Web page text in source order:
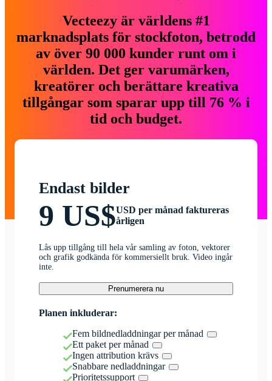
Vecteezy är världens #1
marknadsplats för stockfoton, betrodd
av över 90 000 kunder runt om i
världen. Det ger varumärken,
kreatörer och berättare kreativa
tillgångar som sparar upp till 76 % i
tid och budget.
Endast bilder
9 US$USD per månad faktureras
årligen
Lås upp tillgång till hela vår samling av foton, vektorer
och grafik godkända för kommersiellt bruk. Video ingår
inte.
Prenumerera nu
Planen inkluderar:
Fem bildnedladdningar per månad
Ett paket per månad
Ingen attribution krävs
Snabbare nedladdningar
Prioritetssupport